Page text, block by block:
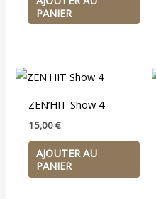
PANIER
ZEN’HIT Show 4
15,00€
AJOUTER AU
PANIER